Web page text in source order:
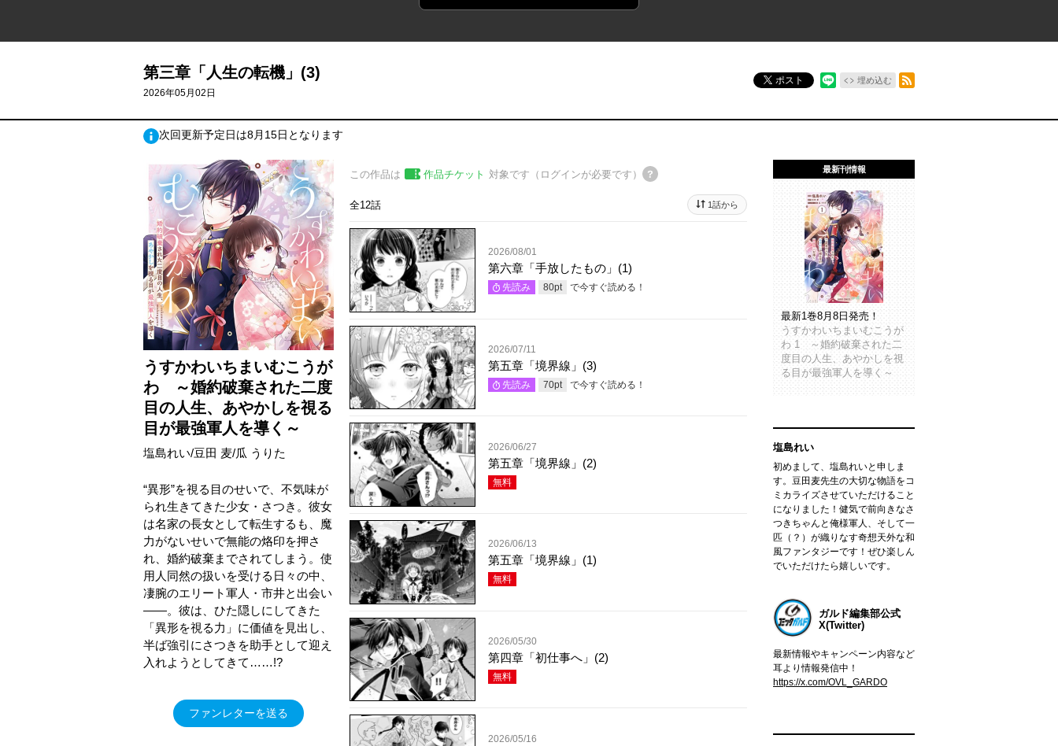
第三章「人生の転機」(3)
2026年05月02日
ポスト 埋め込む
次回更新予定日は8月15日となります
うすかわいちまいむこうが
わ ～婚約破棄された二度
目の人生、あやかしを視る
目が最強軍人を導く～
塩島れい/豆田 麦/瓜 うりた
“異形”を視る目のせいで、不気味が
られ生きてきた少女・さつき。彼女
は名家の長女として転生するも、魔
力がないせいで無能の烙印を押さ
れ、婚約破棄までされてしまう。使
用人同然の扱いを受ける日々の中、
凄腕のエリート軍人・市井と出会い
――。彼は、ひた隠しにしてきた
「異形を視る力」に価値を見出し、
半ば強引にさつきを助手として迎え
入れようとしてきて……!?
ファンレターを送る
この作品は 作品チケット 対象です（ログインが必要です）
全12話 1話から
2026/08/01
第六章「手放したもの」(1)
先読み 80pt で今すぐ読める！
2026/07/11
第五章「境界線」(3)
先読み 70pt で今すぐ読める！
2026/06/27
第五章「境界線」(2)
無料
2026/06/13
第五章「境界線」(1)
無料
2026/05/30
第四章「初仕事へ」(2)
無料
2026/05/16
最新刊情報
最新1巻8月8日発売！
うすかわいちまいむこうが
わ 1 ～婚約破棄された二
度目の人生、あやかしを視
る目が最強軍人を導く～
塩島れい
初めまして、塩島れいと申しま
す。豆田麦先生の大切な物語をコ
ミカライズさせていただけること
になりました！健気で前向きなさ
つきちゃんと俺様軍人、そして一
匹（？）が織りなす奇想天外な和
風ファンタジーです！ぜひ楽しん
でいただけたら嬉しいです。
ガルド編集部公式
X(Twitter)
最新情報やキャンペーン内容など
耳より情報発信中！
https://x.com/OVL_GARDO